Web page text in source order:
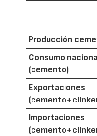
Producción
Consumo
(cemento)
Exportaciones
Importaciones